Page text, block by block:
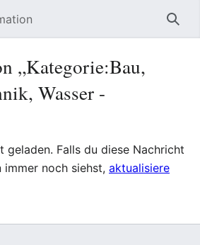
„Kategorie:Bau,
Wasser -
Falls du diese Nachricht
immer noch siehst, aktualisiere